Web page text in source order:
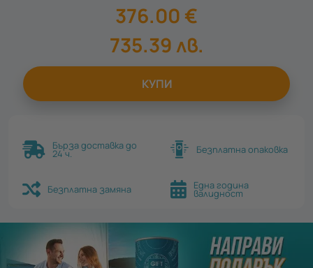
376.00 €
735.39лв.
КУПИ
Бърза доставка до
24 ч. Безплатна опаковка
Безплатна замяна Една година
валидност